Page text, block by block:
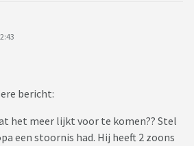
bericht:
het meer lijkt voor te komen?? Stel
een stoornis had. Hij heeft 2 zoons